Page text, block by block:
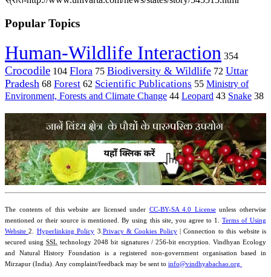
Popular Topics
Human-Wildlife Interaction 354
Crocodile 104 Flora 75 Biodiversity & Wildlife 72 Uttar
Pradesh 68 Forest 62 Scientific Publications 55 Ministry of
Environment, Forests and Climate Change 44 Leopard 43 Snake 38
The contents of this website are licensed under CC-BY-SA 4.0 Licenseunless otherwise
mentioned or their source is mentioned. By using this site, you agree to 1. Terms of Using
Website2. Hyperlinking Policy 3.Privacy & Cookies Policy| Connection to this website is
secured usingSSL technology 2048 bit signatures / 256-bit encryption. Vindhyan Ecology
and Natural History Foundation is a registered non-government organisation based in
Mirzapur (India). Any complaint/feedback may be sent to info@vindhyabachao.org